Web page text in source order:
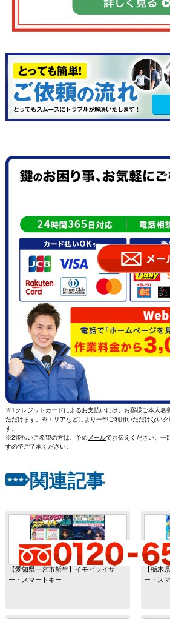
※1クレジットカードによるお支払いには、お客様ご本人名
ただけます。※エリアなどにより一部ご利用いただけない
す。
※2後払いご希望の方は、予めメールでお伝えください。一
すのでご了承ください。
関連記事
【愛知県一宮市新生】イモビライザ
ー・スマートキー
【栃木
ー・ス